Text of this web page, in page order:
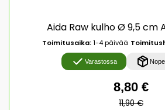
Aida Raw kulho Ø 9,5 cm
Toimitusaika:1-4 päivää
Varastossa
8,80 €
11,90 €